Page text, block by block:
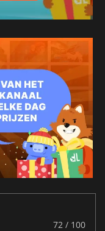
72 / 100